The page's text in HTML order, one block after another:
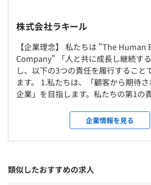
ごたえを実感することができます。
開発するアプリケーションの可能性は無
キルとクリエイティビティを生かせる環
・資格取得支援金制度
・定期社内ウェビナー（自社製品・サー
プ公表、新機能、新技術の紹介）
・製品エンジニアの公募（キャリアチェ
務となる場合があります
※転居を伴う転勤はありません
就業場所の変更範囲
＜雇入時＞
東京本社、および自宅
受動喫煙防止措置に関する事項
敷地内禁煙
・就業時間 9:00～18:00（休憩1時間）
・フレックスタイム勤務制度（コアタイ
00）または裁量労働制（職務等級によ
休憩時間：休憩60分
・完全週休2日制（土日祝日、年末年始休
・年次有給休暇：入社6か月経過後10日
株式会社ラキール
【企業理念】 私たちは "The Human Based
Company" 「人と共に成長し継続す
し、以下の3つの責任を履行すること
ます。 1.私たちは、「顧客から期待され信頼される
企業」を目指します。私たちの第1の
期待され愛される企業」を目指します
の責任は、すべての社員に対するものです 3.
は、「株主から期待され評価される
ものです。 【LaKeel Way】 私たちが成長し続けるた
めの考え方、行動指針が "LaKeel
企業情報を見る
類似したおすすめの求人